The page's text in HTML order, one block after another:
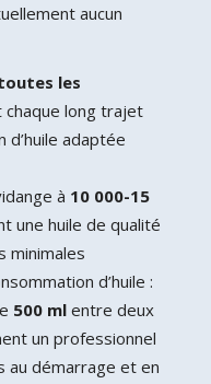
aucun
les
chaque long trajet
adaptée
à 10 000-15
une huile de qualité
minimales
d’huile :
500 mlentre deux
un professionnel
au démarrage et en